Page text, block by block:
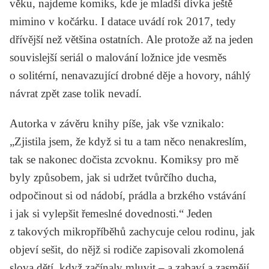
věku, najdeme komiks, kde je mladší dívka ještě
mimino v kočárku. I datace uvádí rok 2017, tedy
dřívější než většina ostatních. Ale protože až na jeden
souvislejší seriál o malování ložnice jde vesměs
o solitérní, nenavazující drobné děje a hovory, náhlý
návrat zpět zase tolik nevadí.
Autorka v závěru knihy píše, jak vše vznikalo:
„Zjistila jsem, že když si tu a tam něco nenakreslím,
tak se nakonec dočista zcvoknu. Komiksy pro mě
byly způsobem, jak si udržet tvůrčího ducha,
odpočinout si od nádobí, prádla a brzkého vstávání
i jak si vylepšit řemeslné dovednosti.“ Jeden
z takových mikropříběhů zachycuje celou rodinu, jak
objeví sešit, do nějž si rodiče zapisovali zkomolená